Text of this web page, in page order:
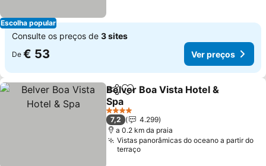
Escolha popular
Consulte os preços de 3 sites
De € 53 Ver preços
PartilharAdicionar aos favoritos
Belver Boa Vista Hotel &
Spa
4 Estrelas
7,2
4.299
a 0.2 km da praia
Vistas panorâmicas do oceano a partir do
terraço